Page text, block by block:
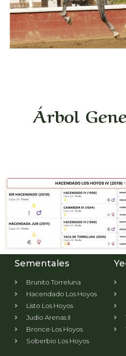
Árbol
Sementales
Brunito Torreluna
Hacendado Los Hoyos
Listo Los Hoyos
Judio Arenas II
Bronce Los Hoyos
Soberbio Los Hoyos